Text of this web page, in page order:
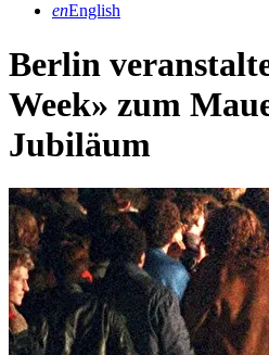
enEnglish
Berlin
Week» zum
Jubiläum